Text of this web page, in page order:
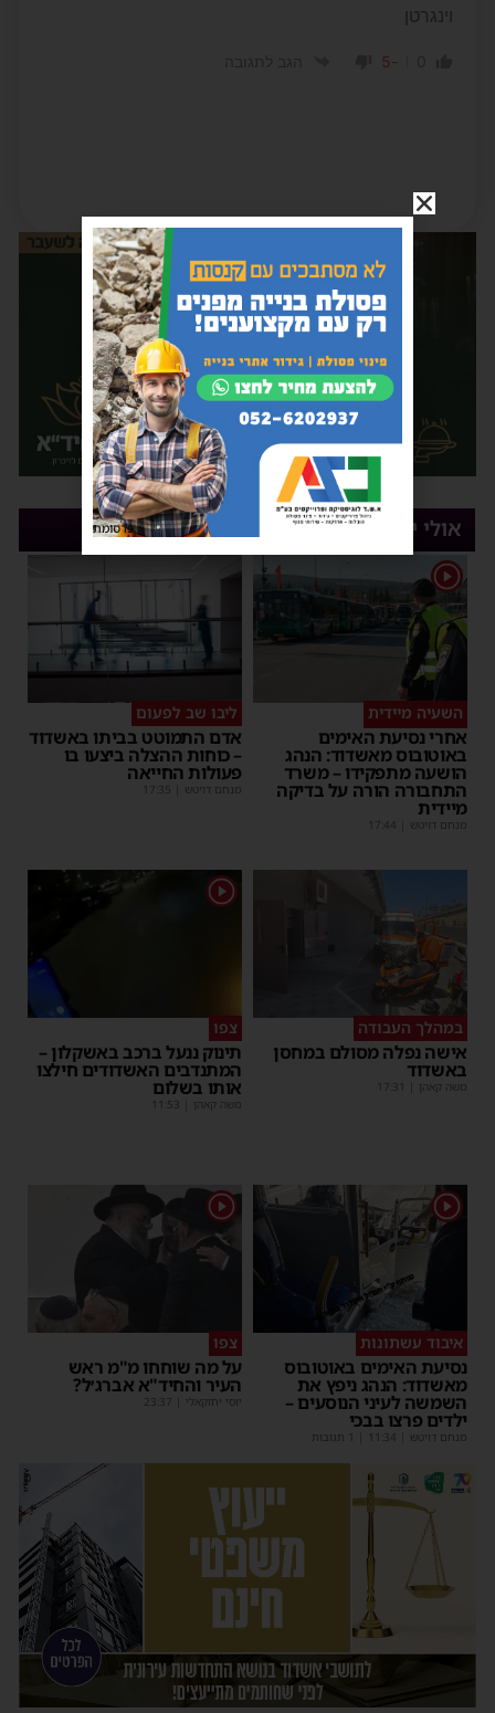
וינגרטן
-5
אולי יעניין אותך
1
השעיה מיידית
אחרי נסיעת האימים
באוטובוס מאשדוד: הנהג
הושעה מתפקידו – משרד
התחבורה הורה על בדיקה
מיידית
מנחם דויטש 17:44
ליבו שב לפעום
אדם התמוטט בביתו באשדוד
– כוחות ההצלה ביצעו בו
פעולות החייאה
מנחם דויטש 17:35
במהלך העבודה
אישה נפלה מסולם במחסן
באשדוד
משה קאהן 17:31
1
צפו
תינוק ננעל ברכב באשקלון –
המתנדבים האשדודים חילצו
אותו בשלום
משה קאהן 11:53
1
איבוד עשתונות
נסיעת האימים באוטובוס
מאשדוד: הנהג ניפץ את
השמשה לעיני הנוסעים –
ילדים פרצו בבכי
מנחם דויטש 11:34
1
צפו
על מה שוחחו מ"מ ראש
העיר והחיד"א אברג׳ל?
יוסי יחזקאלי 23:37
פרסומת